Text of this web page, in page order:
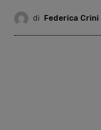
di Federica Crini